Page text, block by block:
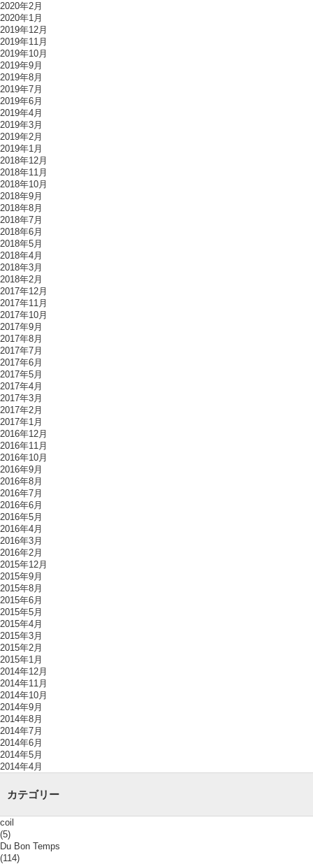
2020年2月
2020年1月
2019年12月
2019年11月
2019年10月
2019年9月
2019年8月
2019年7月
2019年6月
2019年4月
2019年3月
2019年2月
2019年1月
2018年12月
2018年11月
2018年10月
2018年9月
2018年8月
2018年7月
2018年6月
2018年5月
2018年4月
2018年3月
2018年2月
2017年12月
2017年11月
2017年10月
2017年9月
2017年8月
2017年7月
2017年6月
2017年5月
2017年4月
2017年3月
2017年2月
2017年1月
2016年12月
2016年11月
2016年10月
2016年9月
2016年8月
2016年7月
2016年6月
2016年5月
2016年4月
2016年3月
2016年2月
2015年12月
2015年9月
2015年8月
2015年6月
2015年5月
2015年4月
2015年3月
2015年2月
2015年1月
2014年12月
2014年11月
2014年10月
2014年9月
2014年8月
2014年7月
2014年6月
2014年5月
2014年4月
カテゴリー
coil
(5)
Du Bon Temps
(114)